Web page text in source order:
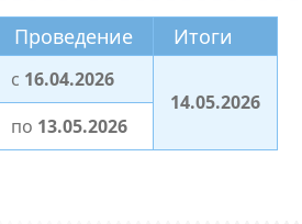
Проведение Итоги
c 16.04.2026
14.05.2026
по 13.05.2026